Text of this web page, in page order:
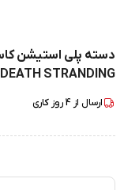
DEATH STRANDING
ارسال از 4روز کاری